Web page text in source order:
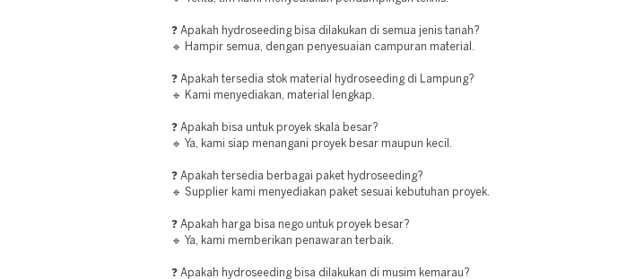
❓ Apakah hydroseeding bisa dilakukan di semua jenis tanah?
🔹 Hampir semua, dengan penyesuaian campuran material.
❓ Apakah tersedia stok material hydroseeding di Lampung?
🔹 Kami menyediakan, material lengkap.
❓ Apakah bisa untuk proyek skala besar?
🔹 Ya, kami siap menangani proyek besar maupun kecil.
❓ Apakah tersedia berbagai paket hydroseeding?
🔹 Supplier kami menyediakan paket sesuai kebutuhan proyek.
❓ Apakah harga bisa nego untuk proyek besar?
🔹 Ya, kami memberikan penawaran terbaik.
❓ Apakah hydroseeding bisa dilakukan di musim kemarau?